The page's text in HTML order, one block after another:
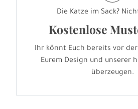
Die Katze im Sack?
Kostenlose
Ihr könnt Euch bereits vor
Eurem Design und unserer
überzeugen.